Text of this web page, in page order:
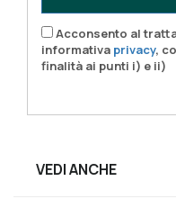
Acconsento al
informativa privacy,
finalità ai punti i) e ii)
VEDI ANCHE